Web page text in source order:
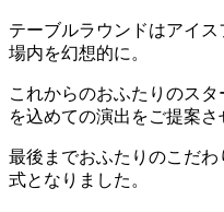
テーブルラウンドはアイ
場内を幻想的に。
これからのおふたりのス
を込めての演出をご提案さ
最後までおふたりのこだ
式となりました。